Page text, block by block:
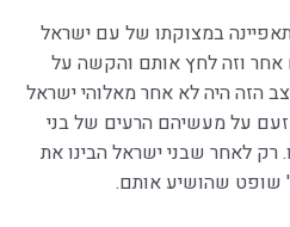
במצוקתו של עם ישראל
וזה לחץ אותם והקשה על
היה לא אחר מאלוהי ישראל
על מעשיהם הרעים של בני
לאחר שבני ישראל הבינו את
שהושיע אותם.